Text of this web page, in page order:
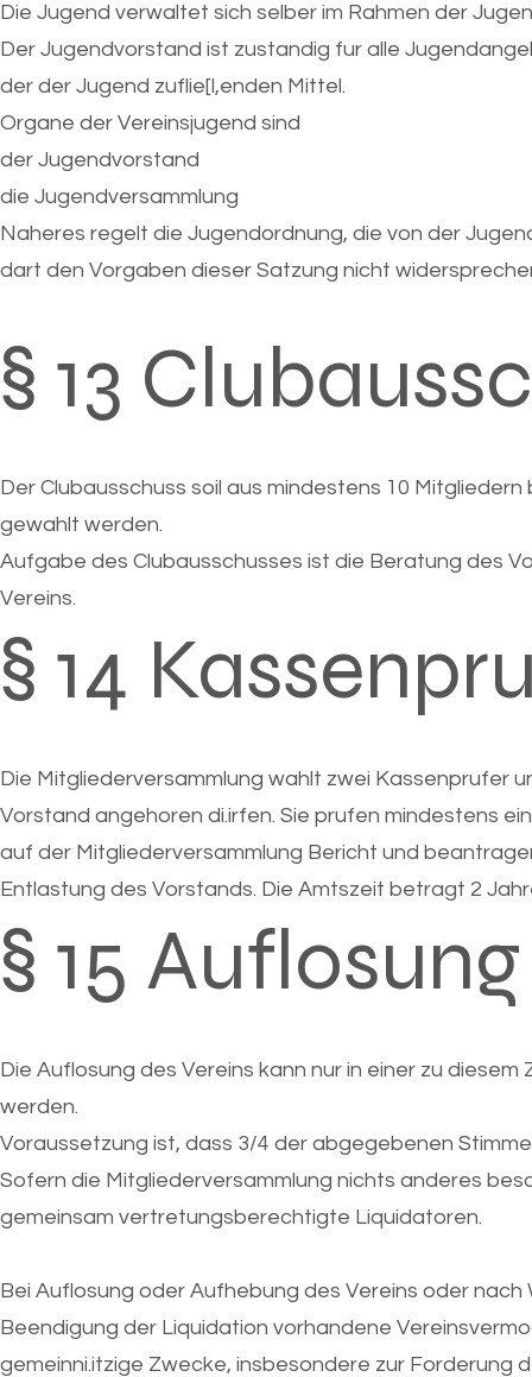
Die Jugend verwaltet sich selber im Rahmen der
Der Jugendvorstand ist zustandig fur alle
der der Jugend zuflie[l,enden Mittel.
Organe der Vereinsjugend sind
der Jugendvorstand
die Jugendversammlung
Naheres regelt die Jugendordnung, die von der
dart den Vorgaben dieser Satzung nicht
§ 13
Der Clubausschuss soil aus mindestens 10
gewahlt werden.
Aufgabe des Clubausschusses ist die Beratung des
Vereins.
§ 14
Die Mitgliederversammlung wahlt zwei Kassenprufer
Vorstand angehoren di.irfen. Sie prufen mindestens
auf der Mitgliederversammlung Bericht und
Entlastung des Vorstands. Die Amtszeit betragt 2
§ 15
Die Auflosung des Vereins kann nur in einer zu
werden.
Voraussetzung ist, dass 3/4 der abgegebenen
Sofern die Mitgliederversammlung nichts anderes
gemeinsam vertretungsberechtigte Liquidatoren.
Bei Auflosung oder Aufhebung des Vereins oder
Beendigung der Liquidation vorhandene
gemeinni.itzige Zwecke, insbesondere zur Forderung